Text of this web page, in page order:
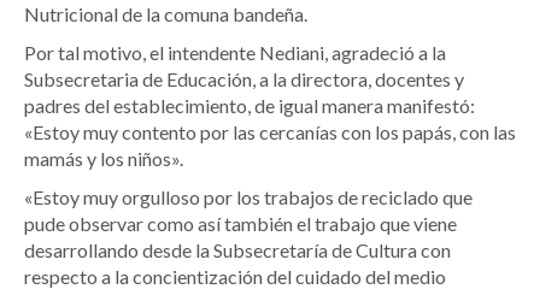
Nutricional de la comuna bandeña.
Por tal motivo, el intendente Nediani, agradeció a la
Subsecretaria de Educación, a la directora, docentes y
padres del establecimiento, de igual manera manifestó:
«Estoy muy contento por las cercanías con los papás, con las
mamás y los niños».
«Estoy muy orgulloso por los trabajos de reciclado que
pude observar como así también el trabajo que viene
desarrollando desde la Subsecretaría de Cultura con
respecto a la concientización del cuidado del medio